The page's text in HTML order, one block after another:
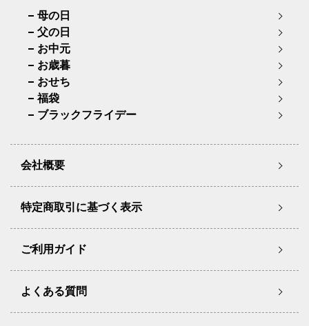
母の日
父の日
お中元
お歳暮
おせち
福袋
ブラックフライデー
会社概要
特定商取引に基づく表示
ご利用ガイド
よくある質問